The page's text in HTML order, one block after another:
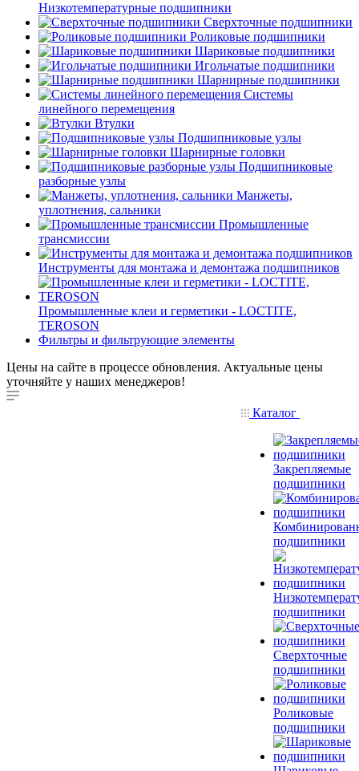
Низкотемпературные подшипники
Сверхточные подшипники
Роликовые подшипники
Шариковые подшипники
Игольчатые подшипники
Шарнирные подшипники
Системы
линейного перемещения
Втулки
Подшипниковые узлы
Шарнирные головки
Подшипниковые
разборные узлы
Манжеты,
уплотнения, сальники
Промышленные
трансмиссии
Инструменты для монтажа и демонтажа подшипников
Промышленные клеи и герметики - LOCTITE,
TEROSON
Фильтры и фильтрующие элементы
Цены на сайте в процессе обновления. Актуальные цены
уточняйте у наших менеджеров!
Каталог
Закрепляемые
подшипники
подшипники
подшипники
Сверхточные
подшипники
Роликовые
подшипники